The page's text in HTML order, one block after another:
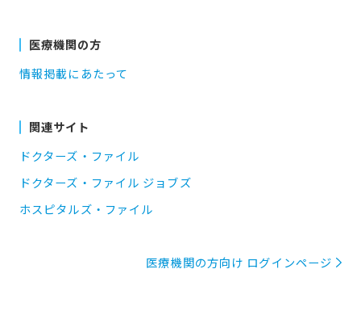
医療機関の方
情報掲載にあたって
関連サイト
ドクターズ・ファイル
ドクターズ・ファイル ジョブズ
ホスピタルズ・ファイル
医療機関の方向け ログインページ